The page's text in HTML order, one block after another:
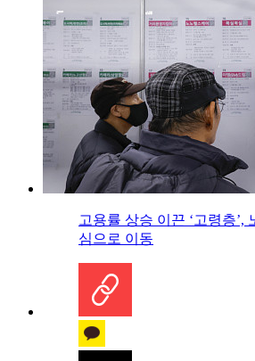
고용률 상승 이끈 ‘고령층’,
심으로 이동